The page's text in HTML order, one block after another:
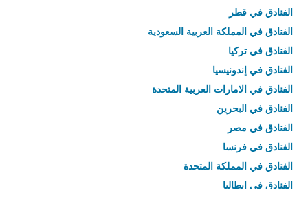
الفنادق في قطر
الفنادق في المملكة العربية السعودية
الفنادق في تركيا
الفنادق في إندونيسيا
الفنادق في الامارات العربية المتحدة
الفنادق في البحرين
الفنادق في مصر
الفنادق في فرنسا
الفنادق في المملكة المتحدة
الفنادق في إيطاليا